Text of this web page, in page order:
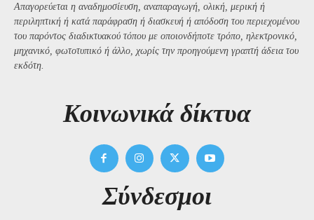
Απαγορεύεται η αναδημοσίευση, αναπαραγωγή, ολική, μερική ή
περιληπτική ή κατά παράφραση ή διασκευή ή απόδοση του περιεχομένου
του παρόντος διαδικτυακού τόπου με οποιονδήποτε τρόπο, ηλεκτρονικό,
μηχανικό, φωτοτυπικό ή άλλο, χωρίς την προηγούμενη γραπτή άδεια του
εκδότη.
Kοινωνικά δίκτυα
Σύνδεσμοι